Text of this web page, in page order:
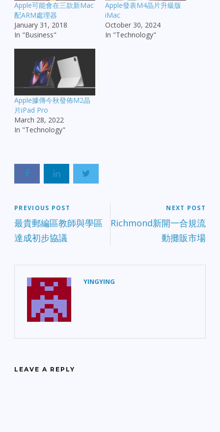
Apple可能會在三款新Mac
配ARM處理器
January 31, 2018
In "Business"
Apple發表M4晶片升級版
iMac
October 30, 2024
In "Technology"
Apple據傳今秋發佈M2晶
片iPad Pro
March 28, 2022
In "Technology"
PREVIOUS POST
最貴郵編區教師與學區
達成初步協議
NEXT POST
Richmond新開一合規流
動攤販市場
YINGYING
LEAVE A REPLY